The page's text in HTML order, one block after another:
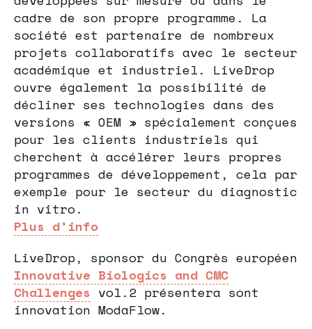
cadre de son propre programme. La
société est partenaire de nombreux
projets collaboratifs avec le secteur
académique et industriel. LiveDrop
ouvre également la possibilité de
décliner ses technologies dans des
versions « OEM » spécialement conçues
pour les clients industriels qui
cherchent à accélérer leurs propres
programmes de développement, cela par
exemple pour le secteur du diagnostic
in vitro.
Plus d’info
LiveDrop, sponsor du Congrès européen
Innovative Biologics and CMC
Challenges vol.2 présentera sont
innovation ModaFlow.